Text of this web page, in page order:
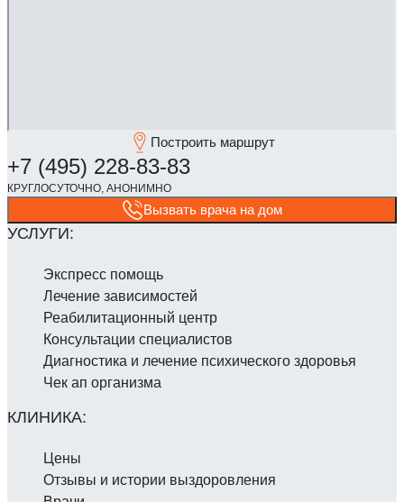
Построить маршрут
Вызвать врача на дом
Экспресс помощь
Лечение зависимостей
Реабилитаци­онный центр
Консультации специалистов
Диагностика и лечение психического здоровья
Чек ап организма
Цены
Отзывы и истории выздоровления